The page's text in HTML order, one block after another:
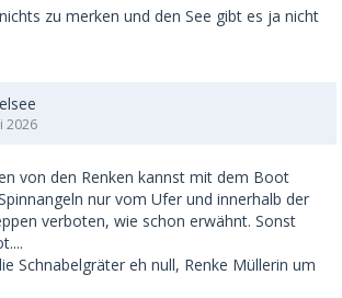
zu merken und den See gibt es ja nicht
2026
von den Renken kannst mit dem Boot
nur vom Ufer und innerhalb der
verboten, wie schon erwähnt. Sonst
Schnabelgräter eh null, Renke Müllerin um